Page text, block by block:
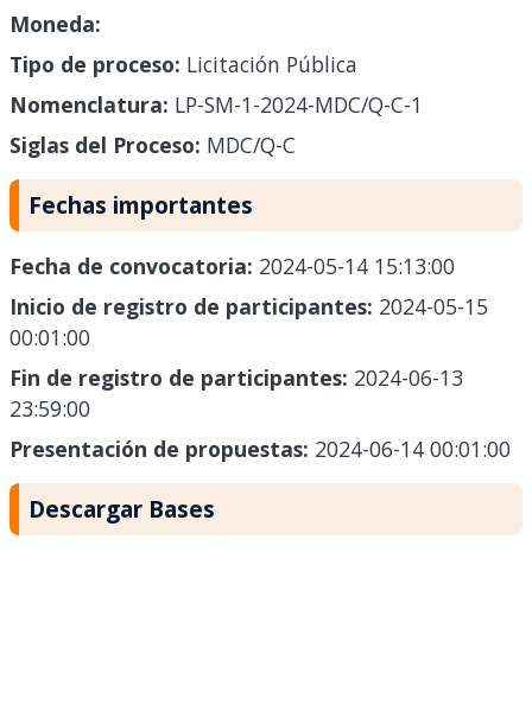
Moneda:
Tipo de proceso: Licitación Pública
Nomenclatura: LP-SM-1-2024-MDC/Q-C-1
Siglas del Proceso: MDC/Q-C
Fechas importantes
Fecha de convocatoria: 2024-05-14 15:13:00
Inicio de registro de participantes: 2024-05-15
00:01:00
Fin de registro de participantes: 2024-06-13
23:59:00
Presentación de propuestas: 2024-06-14 00:01:00
Descargar Bases